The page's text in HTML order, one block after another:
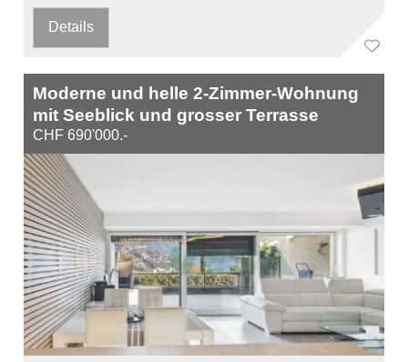
Details
Moderne und helle 2-Zimmer-Wohnung
mit Seeblick und grosser Terrasse
CHF 690'000.-